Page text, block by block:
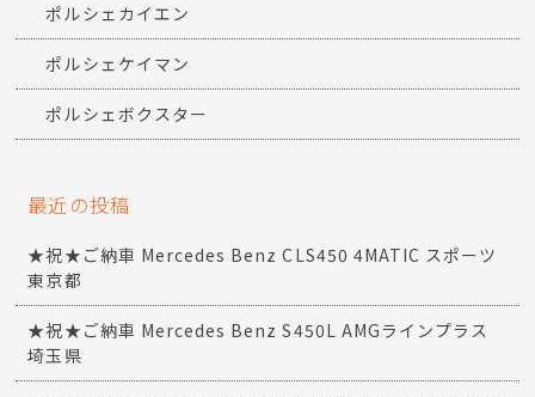
ポルシェカイエン
ポルシェケイマン
ポルシェボクスター
最近の投稿
★祝★ご納車 Mercedes Benz CLS450 4MATIC スポーツ
東京都
★祝★ご納車 Mercedes Benz S450L AMGラインプラス
埼玉県